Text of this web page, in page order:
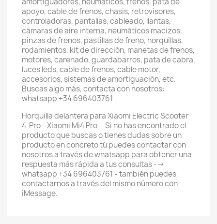
apoyo, cable de frenos, chasis, retrovisores,
controladoras, pantallas, cableado, llantas,
cámaras de aire interna, neumáticos macizos,
pinzas de frenos, pastillas de freno, horquillas,
rodamientos, kit de dirección, manetas de frenos,
motores, carenado, guardabarros, pata de cabra,
luces leds, cable de frenos, cable motor,
accesorios, sistemas de amortiguación, etc.
Buscas algo más, contacta con nosotros:
whatsapp +34 696403761
Horquilla delantera para Xiaomi Electric Scooter
4 Pro - Xiaomi Mi4 Pro - Si no has encontrado el
producto que buscas o tienes dudas sobre un
producto en concreto tú puedes contactar con
nosotros a través de whatsapp para obtener una
respuesta más rápida a tus consultas -->
whatsapp +34 696403761 - también puedes
contactarnos a través del mismo número con
iMessage.